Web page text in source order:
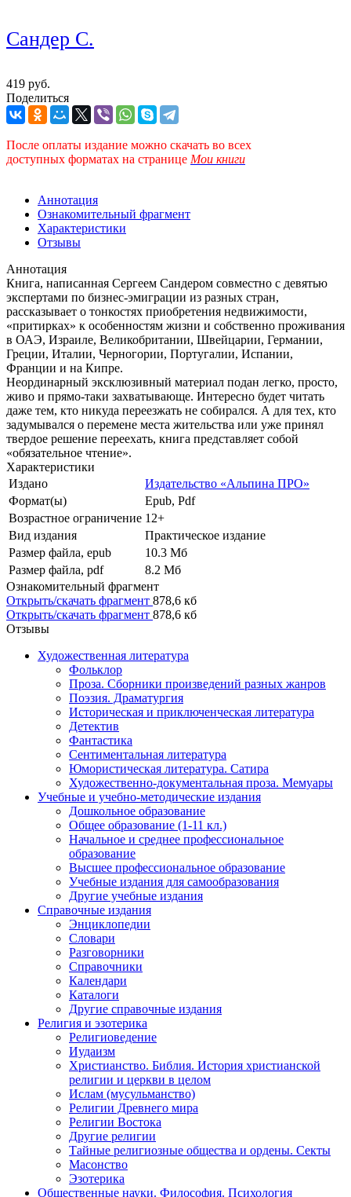
Сандер С.
419 руб.
Поделиться
После оплаты издание можно скачать во всех
доступных форматах на странице Мои книги
Аннотация
Ознакомительный фрагмент
Характеристики
Отзывы
Аннотация
Книга, написанная Сергеем Сандером совместно с девятью
экспертами по бизнес-эмиграции из разных стран,
рассказывает о тонкостях приобретения недвижимости,
«притирках» к особенностям жизни и собственно проживания
в ОАЭ, Израиле, Великобритании, Швейцарии, Германии,
Греции, Италии, Черногории, Португалии, Испании,
Франции и на Кипре.
Неординарный эксклюзивный материал подан легко, просто,
живо и прямо-таки захватывающе. Интересно будет читать
даже тем, кто никуда переезжать не собирался. А для тех, кто
задумывался о перемене места жительства или уже принял
твердое решение переехать, книга представляет собой
«обязательное чтение».
Характеристики
Издано
Издательство «Альпина ПРО»
Формат(ы)
Epub, Pdf
Возрастное ограничение 12+
Вид издания
Практическое издание
Размер файла, epub
10.3 Mб
Размер файла, pdf
8.2 Mб
Ознакомительный фрагмент
Открыть/скачать фрагмент 878,6 кб
Открыть/скачать фрагмент 878,6 кб
Отзывы
Художественная литература
Фольклор
Проза. Сборники произведений разных жанров
Поэзия. Драматургия
Историческая и приключенческая литература
Детектив
Фантастика
Сентиментальная литература
Юмористическая литература. Сатира
Художественно-документальная проза. Мемуары
Учебные и учебно-методические издания
Дошкольное образование
Общее образование (1-11 кл.)
Начальное и среднее профессиональное
образование
Высшее профессиональное образование
Учебные издания для самообразования
Другие учебные издания
Справочные издания
Энциклопедии
Словари
Разговорники
Справочники
Календари
Каталоги
Другие справочные издания
Религия и эзотерика
Религиоведение
Иудаизм
Христианство. Библия. История христианской
религии и церкви в целом
Ислам (мусульманство)
Религии Древнего мира
Религии Востока
Другие религии
Тайные религиозные общества и ордены. Секты
Масонство
Эзотерика
Общественные науки. Философия. Психология